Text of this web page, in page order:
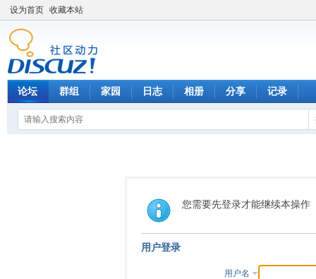
设为首页 收藏本站
论坛 群组 家园 日志 相册 分享 记录
您需要先登录才能继续本操作
用户登录
用户名